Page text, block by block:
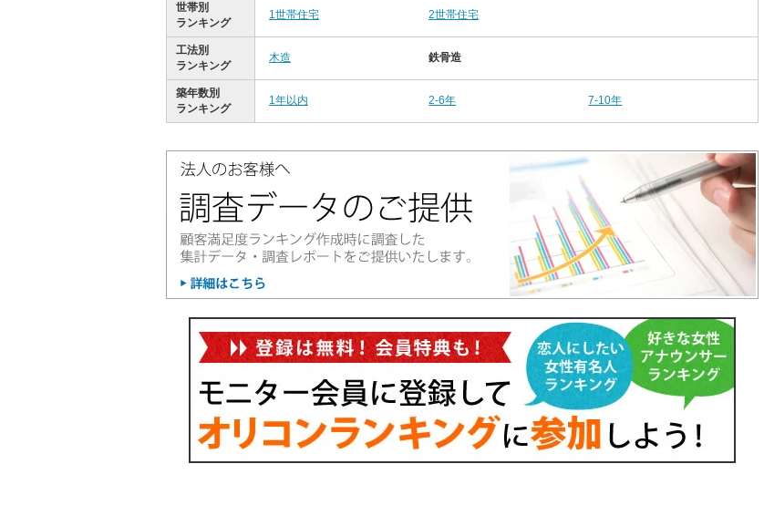
世帯別
ランキング
1世帯住宅 2世帯住宅
工法別
ランキング
木造 鉄骨造
築年数別
ランキング
1年以内 2-6年 7-10年